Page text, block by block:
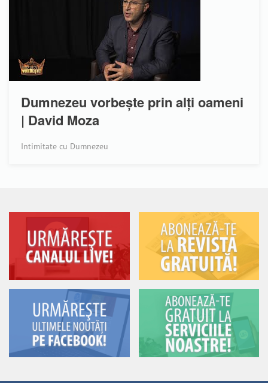
Dumnezeu vorbește prin alți oameni
| David Moza
Intimitate cu Dumnezeu